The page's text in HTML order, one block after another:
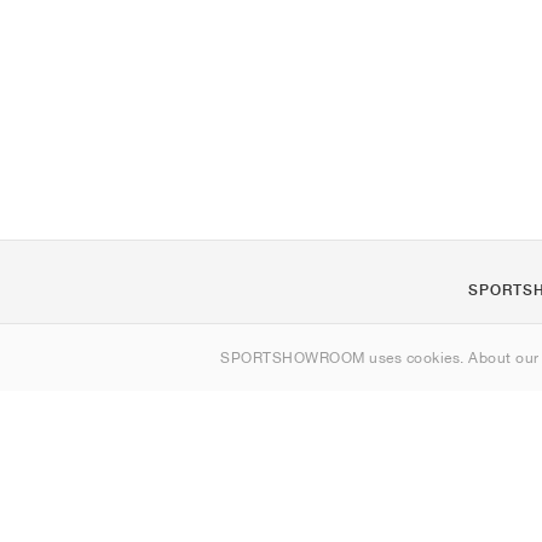
SPORTSHOWROOM uses cookies. About our
Kontakt